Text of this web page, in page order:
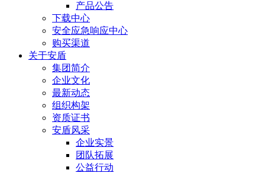
产品公告
下载中心
安全应急响应中心
购买渠道
关于安盾
集团简介
企业文化
最新动态
组织构架
资质证书
安盾风采
企业实景
团队拓展
公益行动